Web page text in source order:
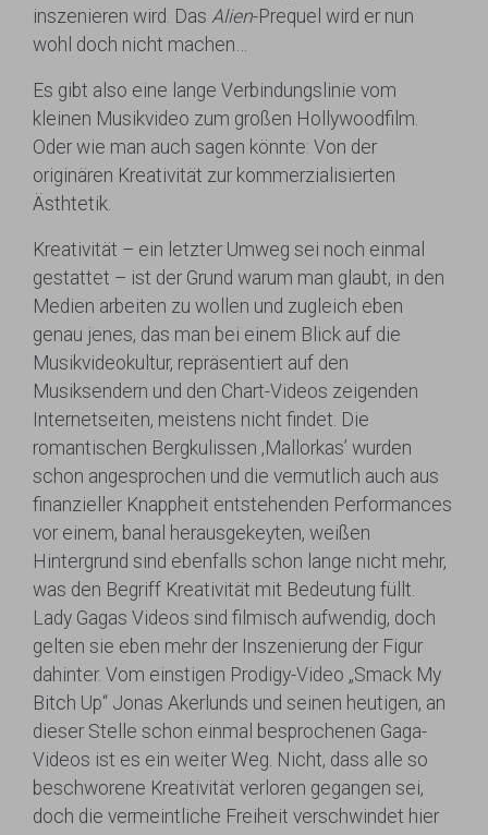
inszenieren wird. Das Alien-Prequel wird er nun
wohl doch nicht machen…
Es gibt also eine lange Verbindungslinie vom
kleinen Musikvideo zum großen Hollywoodfilm.
Oder wie man auch sagen könnte: Von der
originären Kreativität zur kommerzialisierten
Ästhtetik.
Kreativität – ein letzter Umweg sei noch einmal
gestattet – ist der Grund warum man glaubt, in den
Medien arbeiten zu wollen und zugleich eben
genau jenes, das man bei einem Blick auf die
Musikvideokultur, repräsentiert auf den
Musiksendern und den Chart-Videos zeigenden
Internetseiten, meistens nicht findet. Die
romantischen Bergkulissen ‚Mallorkas’ wurden
schon angesprochen und die vermutlich auch aus
finanzieller Knappheit entstehenden Performances
vor einem, banal herausgekeyten, weißen
Hintergrund sind ebenfalls schon lange nicht mehr,
was den Begriff Kreativität mit Bedeutung füllt.
Lady Gagas Videos sind filmisch aufwendig, doch
gelten sie eben mehr der Inszenierung der Figur
dahinter. Vom einstigen Prodigy-Video „Smack My
Bitch Up“ Jonas Akerlunds und seinen heutigen, an
dieser Stelle schon einmal besprochenen Gaga-
Videos ist es ein weiter Weg. Nicht, dass alle so
beschworene Kreativität verloren gegangen sei,
doch die vermeintliche Freiheit verschwindet hier